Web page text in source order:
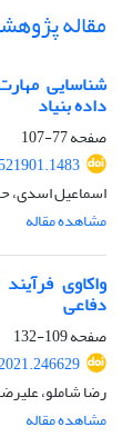
مقاله
شناسایی
داده بنیاد
صفحه77-107
اسماعیل اسدی،
مشاهده مقاله
واکاوی
دفاعی
صفحه109-132
رضا شاملو،
مشاهده مقاله